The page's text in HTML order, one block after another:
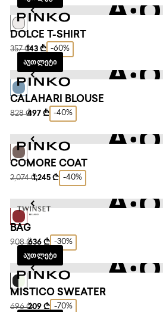
DOLCE T-SHIRT
357 ₾143 ₾ -60%
ᲐᲣᲗᲚᲔᲢᲘ
CALAHARI BLOUSE
828 ₾497 ₾ -40%
COMORE COAT
2,074 ₾1,245 ₾ -40%
BAG
908 ₾636 ₾ -30%
ᲐᲣᲗᲚᲔᲢᲘ
MISTICO SWEATER
696 ₾209 ₾ -70%